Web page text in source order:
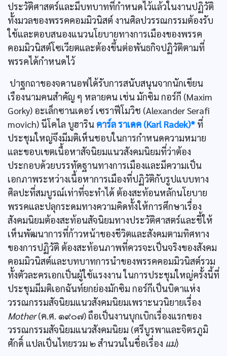
ประวัติศาสตร์และมีบทบาทที่กำหนดไว้แล้วในงานปฏิวัติ
ทั้งมวลของพรรคคอมมิวนิสต์ งานศิลปวรรณกรรมต้องรับ
ใช้และตอบสนองแนวนโยบายทางการเมืองของพรรค
คอมมิวนิสต์โซเวียตและต้องขึ้นต่อพันธกิจปฏิวัติตามที่
พรรคได้กำหนดไว้
ปาฐกถาของจดานอฟได้รับการสนับสนุนจากนักเขียน
เรืองนามคนสำคัญ ๆ หลายคน เช่น มักซิม กอร์กี (Maxim
Gorky) อะเล็กซานเดอร์ เซราฟีโมวิช (Alexander Serafi
movich) นีโคไล บูฮาริน คาร์ล ราเดค (Karl Radek)* ที่
ประชุมใหญ่จึงมีมติเห็นชอบในการกำหนดความหมาย
และขอบเขตเนื้อหาสัจนิยมแนวสังคมนิยมที่ว่าต้อง
ประกอบด้วยบรรทัดฐานทางการเมืองและมีความเป็น
เอกภาพระหว่างเนื้อหาการเมืองที่ปฏิวัติกับรูปแบบทาง
ศิลปะที่สมบูรณ์เท่าที่จะทำได้ ต้องสะท้อนหลักนโยบาย
พรรคและปลุกระดมทางความคิดทั้งให้การศึกษาเรื่อง
สังคมนิยมต้องสะท้อนสัจนิยมทางประวัติศาสตร์และชี้ให้
เห็นพัฒนาการที่ก้าวหน้าของชีวิตและสังคมตามทิศทาง
ของการปฏิวัติ ต้องสะท้อนภาพที่ควรจะเป็นจริงของสังคม
คอมมิวนิสต์และบทบาทการนำของพรรคคอมมิวนิสต์รวม
ทั้งตัวละครเอกเป็นผู้ใช้แรงงาน ในการประชุมใหญ่ครั้งนี้ที่
ประชุมมีมติเอกฉันท์ยกย่องมักซิม กอร์กีเป็นบิดาแห่ง
วรรณกรรมสัจนิยมแนวสังคมนิยมเพราะนวนิยายเรื่อง
Mother(ค.ศ. ๑๙๐๗) ถือเป็นงานบุกเบิกเรื่องแรกของ
วรรณกรรมสัจนิยมแนวสังคมนิยม (ศรีบูรพาและจิตรภูมิ
ศักดิ์ แปลเป็นไทยรวม ๒ สำนวนในชื่อเรื่อง แม่)